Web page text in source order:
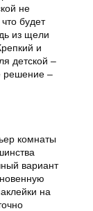
не
будет
из щели
и
детской –
решение –
комнаты
вариант
на